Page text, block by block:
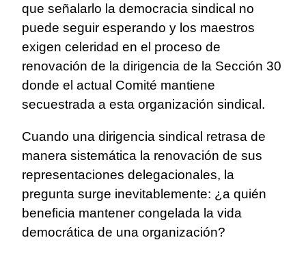
que señalarlo la democracia sindical no
puede seguir esperando y los maestros
exigen celeridad en el proceso de
renovación de la dirigencia de la Sección 30
donde el actual Comité mantiene
secuestrada a esta organización sindical.
Cuando una dirigencia sindical retrasa de
manera sistemática la renovación de sus
representaciones delegacionales, la
pregunta surge inevitablemente: ¿a quién
beneficia mantener congelada la vida
democrática de una organización?